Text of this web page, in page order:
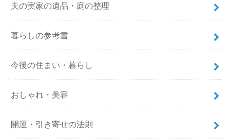
夫の実家の遺品・庭の整理
暮らしの参考書
今後の住まい・暮らし
おしゃれ・美容
開運・引き寄せの法則